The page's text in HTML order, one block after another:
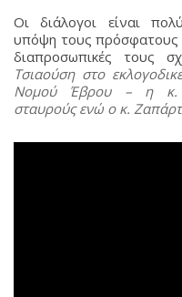
Οι διάλογοι είναι
υπόψη τους πρόσφατους
διαπροσωπικές τους
Τσιαούση στο
Νομού Έβρου – η κ.
σταυρούς ενώ ο κ.